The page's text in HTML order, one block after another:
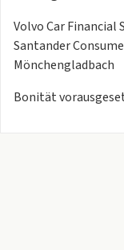
Volvo Car Financial
Santander
Mönchengladbach
Bonität